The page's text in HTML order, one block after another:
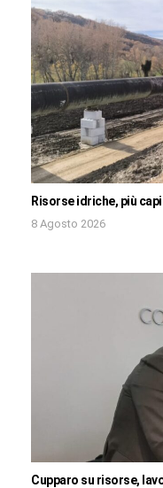
Risorse idriche, più
8 Agosto 2026
Cupparo su risorse,